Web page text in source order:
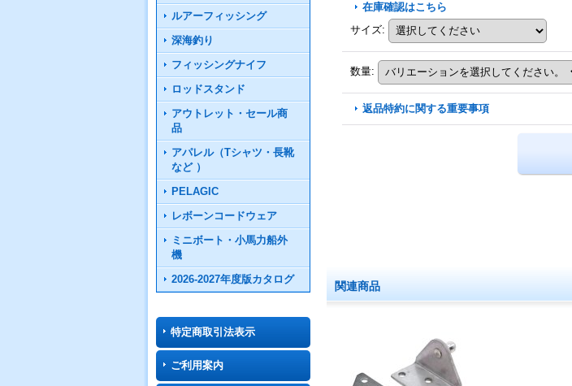
ルアーフィッシング
深海釣り
フィッシングナイフ
ロッドスタンド
アウトレット・セール商
品
アパレル（Tシャツ・長靴
など ）
PELAGIC
レボーンコードウェア
ミニボート・小馬力船外
機
2026-2027年度版カタログ
特定商取引法表示
ご利用案内
在庫確認はこちら
サイズ:
数量:
返品特約に関する重要事項
関連商品